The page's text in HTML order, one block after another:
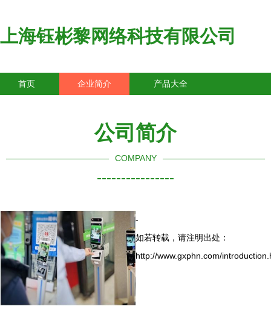
上海钰彬黎网络科技有限公司
首页 企业简介 产品大全
公司简介
COMPANY
----------------
-
如若转载，请注明出处：
http://www.gxphn.com/